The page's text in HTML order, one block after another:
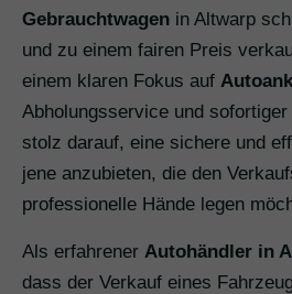
Gebrauchtwagen in Altwarp
und zu einem fairen Preis
einem klaren Fokus auf
Abholungsservice und
stolz darauf, eine sichere und
jene anzubieten, die den
professionelle Hände legen
Als erfahrener Autohändler in
dass der Verkauf eines